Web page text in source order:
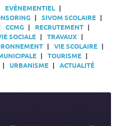
EVÈNEMENTIEL
SIVOM SCOLAIRE
CCMG
RECRUTEMENT
SOCIALE
TRAVAUX
VIE SCOLAIRE
TOURISME
URBANISME ACTUALITÉ